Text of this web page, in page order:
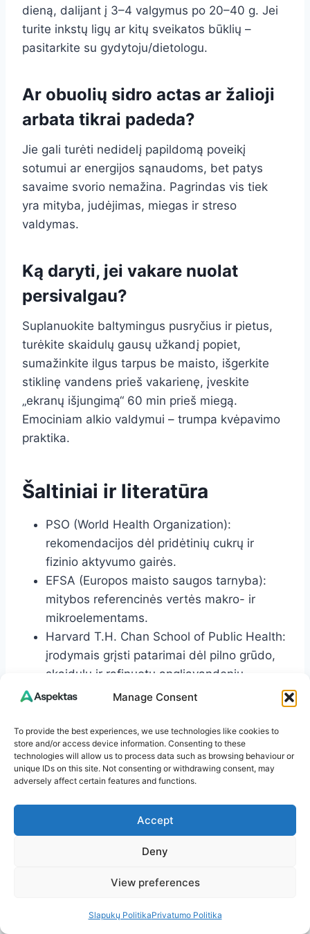
Manage Consent
To provide the best experiences, we use technologies like cookies to
store and/or access device information. Consenting to these
technologies will allow us to process data such as browsing behaviour or
unique IDs on this site. Not consenting or withdrawing consent, may
adversely affect certain features and functions.
Accept
Deny
View preferences
Slapukų PolitikaPrivatumo Politika
dieną, dalijant į 3–4 valgymus po 20–40 g. Jei
turite inkstų ligų ar kitų sveikatos būklių –
pasitarkite su gydytoju/dietologu.
Ar obuolių sidro actas ar žalioji
arbata tikrai padeda?
Jie gali turėti nedidelį papildomą poveikį
sotumui ar energijos sąnaudoms, bet patys
savaime svorio nemažina. Pagrindas vis tiek
yra mityba, judėjimas, miegas ir streso
valdymas.
Ką daryti, jei vakare nuolat
persivalgau?
Suplanuokite baltymingus pusryčius ir pietus,
turėkite skaidulų gausų užkandį popiet,
sumažinkite ilgus tarpus be maisto, išgerkite
stiklinę vandens prieš vakarienę, įveskite
„ekranų išjungimą“ 60 min prieš miegą.
Emociniam alkio valdymui – trumpa kvėpavimo
praktika.
Šaltiniai ir literatūra
PSO (World Health Organization):
rekomendacijos dėl pridėtinių cukrų ir
fizinio aktyvumo gairės.
EFSA (Europos maisto saugos tarnyba):
mitybos referencinės vertės makro- ir
mikroelementams.
Harvard T.H. Chan School of Public Health:
įrodymais grįsti patarimai dėl pilno grūdo,
skaidulų ir rafinuotų angliavandenių
poveikio.
Nacionaliniai miego fondai ir universitetinės
apžvalgos (pvz., JAMA Network, Sleep
Medicine): miego trūkumo įtaka apetitui ir
svoriui.
Sisteminių apžvalgų duomenys (Cochrane,
metaanalizės): žaliosios arbatos,
capsaicino, acto ir kitų natūralių produktų
Pastaba: šaltiniai nurodo bendras, plačiai
konsultacija su sveikatos specialistu.